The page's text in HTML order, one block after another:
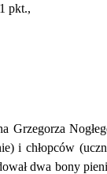
pkt.,
Grzegorza
i chłopców
dwa bony